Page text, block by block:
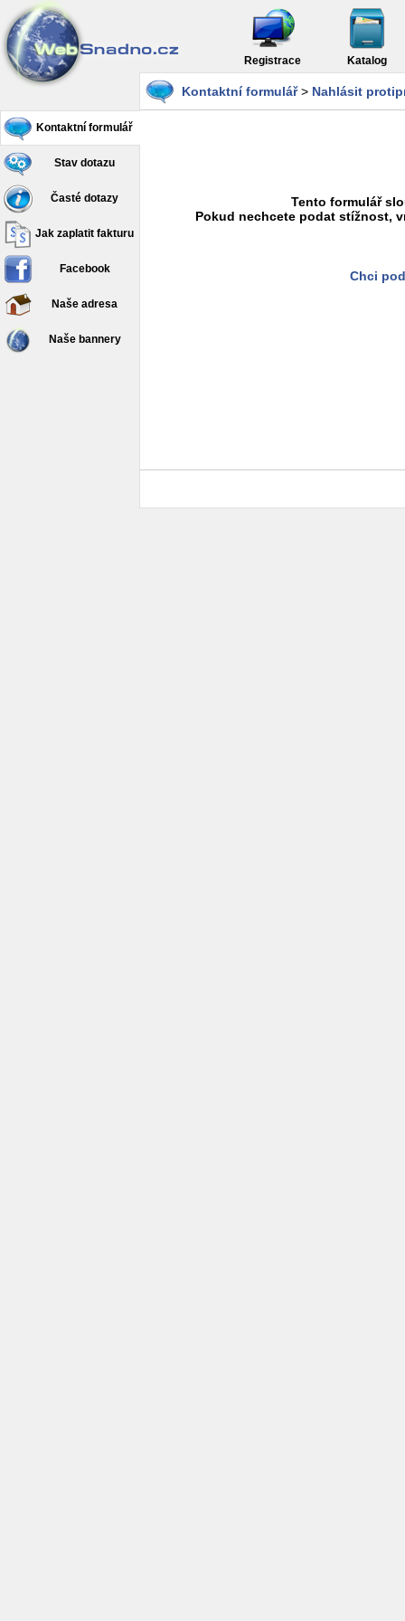
Registrace Katalog
Kontaktní formulář
Stav dotazu
Časté dotazy
Jak zaplatit fakturu
Facebook
Naše adresa
Naše bannery
Kontaktní formulář> Nahlásit
Tento formulář
Pokud nechcete podat stížnost,
Chci